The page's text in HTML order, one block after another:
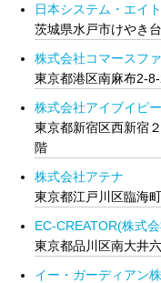
日本システム・エイ
茨城県水戸市けやき
株式会社コマースフ
東京都港区南麻布2-
株式会社アイブイピー
東京都新宿区西新宿
階
株式会社アテナ
東京都江戸川区臨海
EC-CREATOR(株式
東京都品川区南大井
イー・ガーディアン